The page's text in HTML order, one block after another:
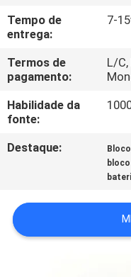
CONTACTE-
NOS
NOTÍCIAS
ORÇAMENTO
MAPA
DO
Tempo de
entrega:
7-
Termos de
pagamento:
L/
Habilidade da
fonte:
Destaque: